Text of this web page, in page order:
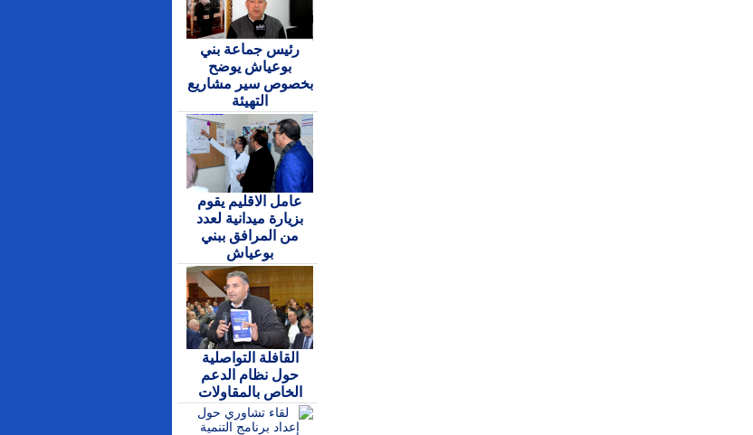
رئيس جماعة بني
بوعياش يوضح
بخصوص سير مشاريع
التهيئة
عامل الاقليم يقوم
بزيارة ميدانية لعدد
من المرافق ببني
بوعياش
القافلة التواصلية
حول نظام الدعم
الخاص بالمقاولات